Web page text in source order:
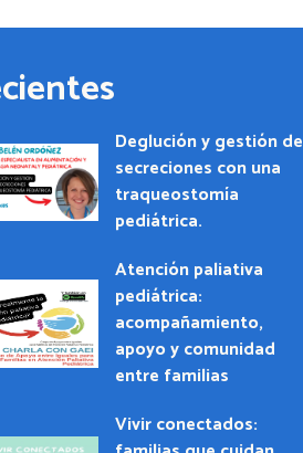
Deglución y gestión de
secreciones con una
traqueostomía
pediátrica.
Atención paliativa
pediátrica:
acompañamiento,
apoyo y comunidad
entre familias
Vivir conectados: